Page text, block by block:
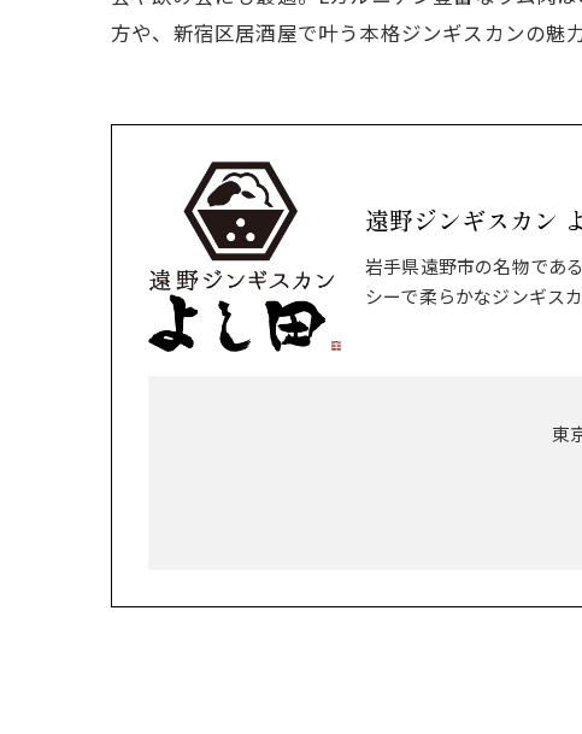
方や、新宿区居酒屋で叶う本格ジンギスカンの魅
遠野ジンギスカン
岩手県遠野市の名物であ
シーで柔らかなジンギス
東